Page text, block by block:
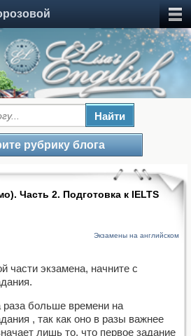
рубрику блога
Часть 2. Подготовка к IELTS
Экзамены на английском
части экзамена, начните с
раза больше времени на
, так как оно в разы важнее
лишь то, что первое задание